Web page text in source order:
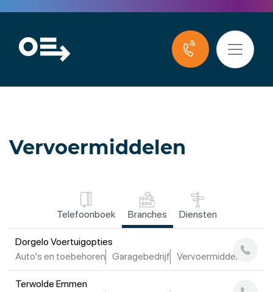
Vervoermiddelen
Telefoonboek Branches Diensten
Dorgelo Voertuigopties
Auto's en toebehoren
Garagebedrijf Vervoermiddelen
Terwolde Emmen